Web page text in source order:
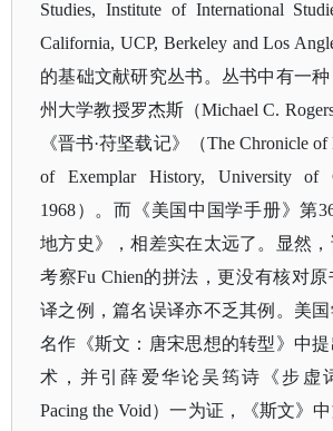
Studies, Institute of International
California, UCP, Berkeley and Los
的基础文献研究丛书。丛书中有一
州大学教授罗杰斯（Michael C.
《晋书·苻坚载记》（The Chronicle of
of Exemplar History, University of
1968）。而《美国中国学手册》第
地方史》，相差实在太远了。显然
考察Fu Chien的拼法，更没有核对
译之例，篇名误译亦不乏其例。美
名作《斯文：唐宋思想的转型》中
术，并引薛爱华论吴筠诗《步虚
Pacing the Void）一为证，《斯文》